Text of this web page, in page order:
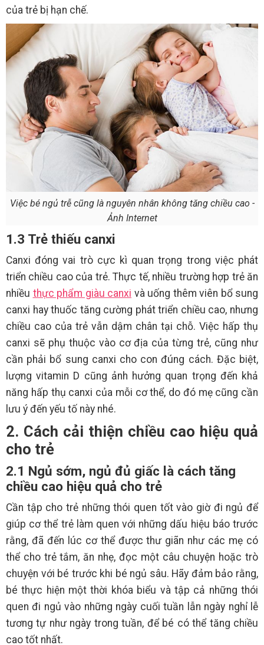
của trẻ bị hạn chế.
Việc bé ngủ trễ cũng là nguyên nhân không tăng chiều cao -
Ảnh Internet
1.3 Trẻ thiếu canxi
Canxi đóng vai trò cực kì quan trọng trong việc phát
triển chiều cao của trẻ. Thực tế, nhiều trường hợp trẻ ăn
nhiều thực phẩm giàu canxi và uống thêm viên bổ sung
canxi hay thuốc tăng cường phát triển chiều cao, nhưng
chiều cao của trẻ vẫn dậm chân tại chỗ. Việc hấp thụ
canxi sẽ phụ thuộc vào cơ địa của từng trẻ, cũng như
cần phải bổ sung canxi cho con đúng cách. Đặc biệt,
lượng vitamin D cũng ảnh hưởng quan trọng đến khả
năng hấp thụ canxi của mỗi cơ thể, do đó mẹ cũng cần
lưu ý đến yếu tố này nhé.
2. Cách cải thiện chiều cao hiệu quả
cho trẻ
2.1 Ngủ sớm, ngủ đủ giấc là cách tăng
chiều cao hiệu quả cho trẻ
Cần tập cho trẻ những thói quen tốt vào giờ đi ngủ để
giúp cơ thể trẻ làm quen với những dấu hiệu báo trước
rằng, đã đến lúc cơ thể được thư giãn như các mẹ có
thể cho trẻ tắm, ăn nhẹ, đọc một câu chuyện hoặc trò
chuyện với bé trước khi bé ngủ sâu. Hãy đảm bảo rằng,
bé thực hiện một thời khóa biểu và tập cả những thói
quen đi ngủ vào những ngày cuối tuần lẫn ngày nghỉ lễ
tương tự như ngày trong tuần, để bé có thể tăng chiều
cao tốt nhất.